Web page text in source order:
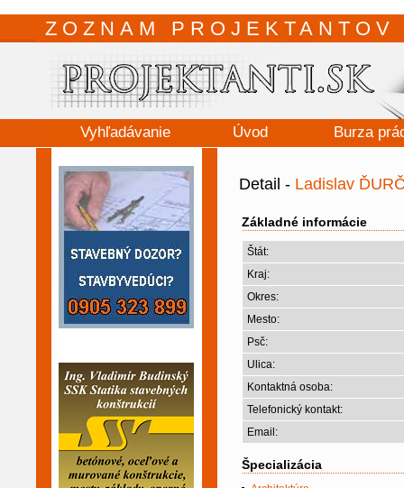
ZOZNAM
Vyhľadávanie Úvod Burza
Detail - Ladislav
Základné informácie
Štát:
Kraj:
Okres:
Mesto:
Psč:
Ulica:
Kontaktná osoba:
Telefonický kontakt:
Email:
Špecializácia